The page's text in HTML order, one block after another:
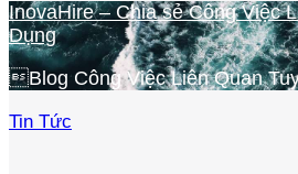
InovaHire – Chia sẻ Công Việc
Dụng
Blog Công Việc Liên Quan
Tin Tức